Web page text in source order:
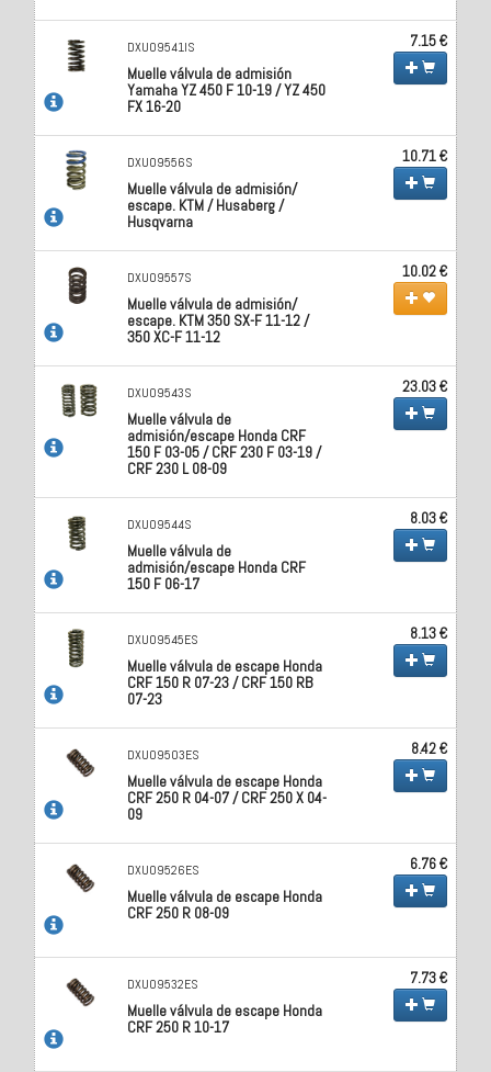
DXU09541IS
Muelle válvula de admisión
Yamaha YZ 450 F 10-19 / YZ 450
FX 16-20
7.15 €
DXU09556S
Muelle válvula de admisión/
escape. KTM / Husaberg /
Husqvarna
10.71 €
DXU09557S
Muelle válvula de admisión/
escape. KTM 350 SX-F 11-12 /
350 XC-F 11-12
10.02 €
DXU09543S
Muelle válvula de
admisión/escape Honda CRF
150 F 03-05 / CRF 230 F 03-19 /
CRF 230 L 08-09
23.03 €
DXU09544S
Muelle válvula de
admisión/escape Honda CRF
150 F 06-17
8.03 €
DXU09545ES
Muelle válvula de escape Honda
CRF 150 R 07-23 / CRF 150 RB
07-23
8.13 €
DXU09503ES
Muelle válvula de escape Honda
CRF 250 R 04-07 / CRF 250 X 04-
09
8.42 €
DXU09526ES
Muelle válvula de escape Honda
CRF 250 R 08-09
6.76 €
DXU09532ES
Muelle válvula de escape Honda
CRF 250 R 10-17
7.73 €